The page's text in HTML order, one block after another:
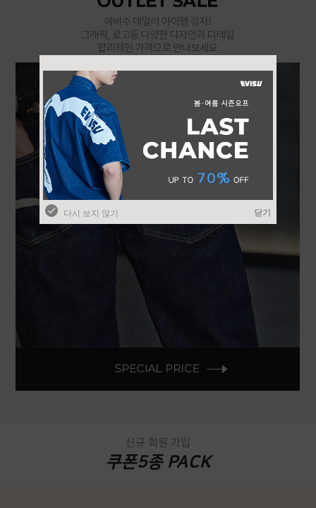
신규 회원 가입
쿠폰5종 PACK
다시 보지 않기 닫기
다시 보지 않기 닫기